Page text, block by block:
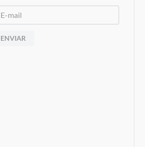
ENVIAR